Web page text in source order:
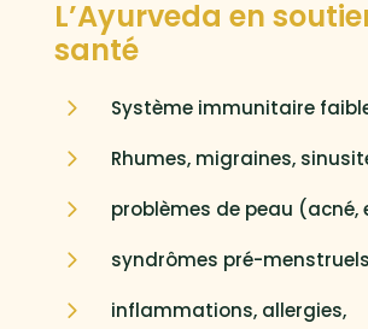
L’Ayurveda en
santé
5 Système immunitaire
5 Rhumes, migraines,
5 problèmes de peau (acné,
5 syndrômes pré-
5 inflammations, allergies,